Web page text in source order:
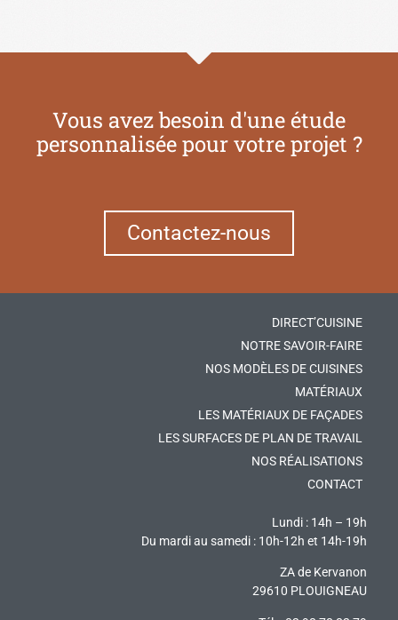
Vous avez besoin d'une étude
personnalisée pour votre projet ?
Contactez-nous
DIRECT’CUISINE
NOTRE SAVOIR-FAIRE
NOS MODÈLES DE CUISINES
MATÉRIAUX
LES MATÉRIAUX DE FAÇADES
LES SURFACES DE PLAN DE TRAVAIL
NOS RÉALISATIONS
CONTACT
Lundi : 14h – 19h
Du mardi au samedi : 10h-12h et 14h-19h
ZA de Kervanon
29610 PLOUIGNEAU